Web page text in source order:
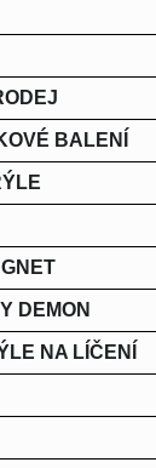
BALENÍ
DEMON
NA LÍČENÍ